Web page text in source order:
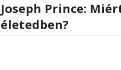
Joseph Prince:
életedben?